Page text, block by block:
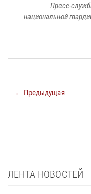
Пресс-
национальной
← Предыдущая
ЛЕНТА НОВОСТЕЙ